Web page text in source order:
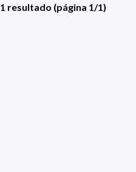
1 resultado (página 1/1)